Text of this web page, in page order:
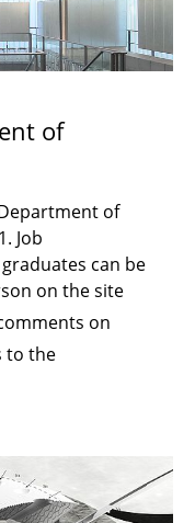
of
of
Job
can be
on the site
on
to the